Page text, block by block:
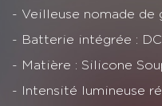
- Veilleuse nomade de
- Batterie intégrée : DC
- Matière : Silicone
- Intensité lumineuse